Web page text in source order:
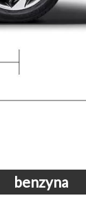
benzyna